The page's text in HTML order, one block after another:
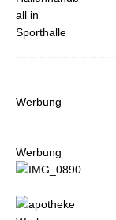
Werbung
Werbung